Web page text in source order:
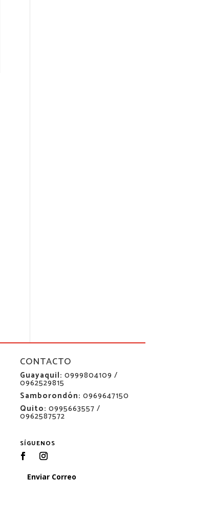
CONTACTO
Guayaquil: 0999804109 /
0962529815
Samborondón: 0969647150
Quito: 0995663557 /
0962587572
SÍGUENOS
Enviar Correo